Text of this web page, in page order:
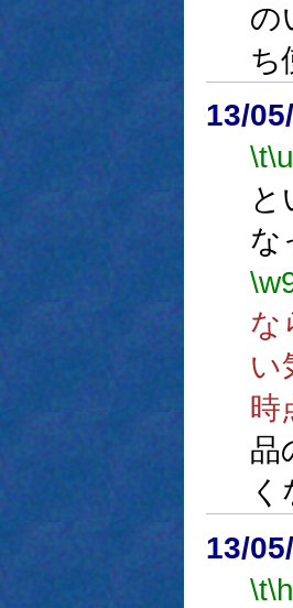
の
ち
13/
\t\u
な
な
い
時
品
13/
\t\h